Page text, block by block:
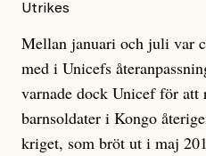
Utrikes
Mellan januari och juli var
med i Unicefs
varnade dock Unicef för att
barnsoldater i Kongo
kriget, som bröt ut i maj